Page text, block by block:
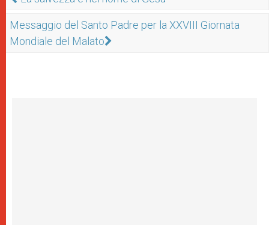
Messaggio del Santo Padre per la XXVIII Giornata
Mondiale del Malato